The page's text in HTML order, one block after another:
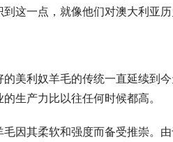
这一点，就像他们对澳大利亚历
美利奴羊毛的传统一直延续到
生产力比以往任何时候都高。
因其柔软和强度而备受推崇。